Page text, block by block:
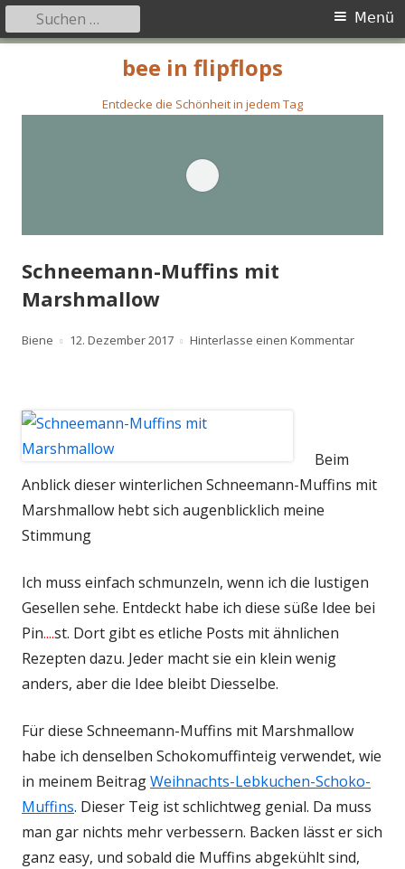
bee in flipflops
Entdecke die Schönheit in jedem Tag
Primäres
Menü
Suchen
nach:
Schneemann-Muffins mit
Marshmallow
Autor
Biene
Veröffentlicht
12. Dezember 2017 Hinterlasse einen Kommentarzu
Beim
Anblick dieser winterlichen Schneemann-Muffins mit
Marshmallow hebt sich augenblicklich meine
Stimmung
Ich muss einfach schmunzeln, wenn ich die lustigen
Gesellen sehe. Entdeckt habe ich diese süße Idee bei
Pin....st. Dort gibt es etliche Posts mit ähnlichen
Rezepten dazu. Jeder macht sie ein klein wenig
anders, aber die Idee bleibt Diesselbe.
Für diese Schneemann-Muffins mit Marshmallow
habe ich denselben Schokomuffinteig verwendet, wie
in meinem BeitragWeihnachts-Lebkuchen-Schoko-
Muffins. Dieser Teig ist schlichtweg genial. Da muss
man gar nichts mehr verbessern. Backen lässt er sich
ganz easy, und sobald die Muffins abgekühlt sind,